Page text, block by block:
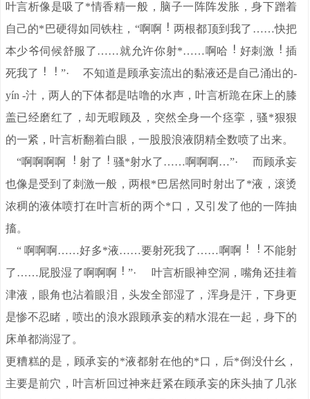
叶言析像是吸了*情香精一般，脑子一阵阵发胀，身下蹭着
自己的*巴硬得如同铁柱，“啊啊
两根都顶到我了……快把
本少爷伺候舒服了……就允许你射*……啊哈
好刺激
插
死我了
”· 不知道是顾承妄流出的黏液还是自己涌出的-
yín -汁，两人的下体都是咕噜的水声，叶言析跪在床上的膝
盖已经磨红了，却无暇顾及，突然全身一个痉挛，骚*狠狠
的一紧，叶言析翻着白眼，一股股浪液阴精全数喷了出来。
“啊啊啊啊
射了
骚*射水了……啊啊啊…”· 而顾承妄
也像是受到了刺激一般，两根*巴居然同时射出了*液，滚烫
浓稠的液体喷打在叶言析的两个*口，又引发了他的一阵抽
搐。
“ 啊啊啊……好多*液……要射死我了……啊啊
不能射
了……屁股湿了啊啊啊
”· 叶言析眼神空洞，嘴角还挂着
津液，眼角也沾着眼泪，头发全部湿了，浑身是汗，下身更
是惨不忍睹，喷出的浪水跟顾承妄的精水混在一起，身下的
床单都淌湿了。
更糟糕的是，顾承妄的*液都射在他的*口，后*倒没什幺，
主要是前穴，叶言析回过神来赶紧在顾承妄的床头抽了几张